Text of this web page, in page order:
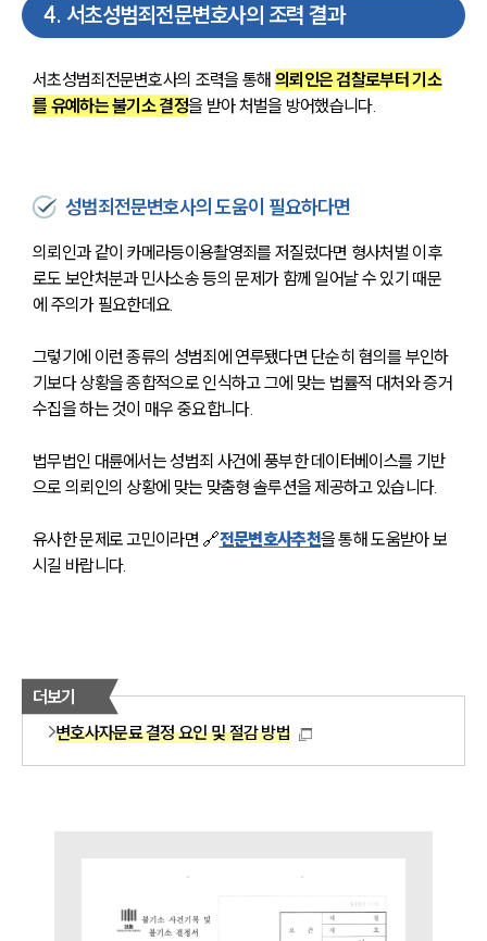
센터소개
센터소개
대륜의 강점
오시는 길
AI대륜
업무사례
법률정보
법률지식인
고객후기
업무분야
대륜법률상담예약
4. 서초성범죄전문변호사의 조력 결과
서초성범죄전문변호사의 조력을 통해 의뢰인은 검찰로부터 기소
를 유예하는 불기소 결정을 받아 처벌을 방어했습니다.
성범죄전문변호사의 도움이 필요하다면
의뢰인과 같이 카메라등이용촬영죄를 저질렀다면 형사처벌 이후
로도 보안처분과 민사소송 등의 문제가 함께 일어날 수 있기 때문
에 주의가 필요한데요.
그렇기에 이런 종류의 성범죄에 연루됐다면 단순히 혐의를 부인하
기보다 상황을 종합적으로 인식하고 그에 맞는 법률적 대처와 증거
수집을 하는 것이 매우 중요합니다.
법무법인 대륜에서는 성범죄 사건에 풍부한 데이터베이스를 기반
으로 의뢰인의 상황에 맞는 맞춤형 솔루션을 제공하고 있습니다.
유사한 문제로 고민이라면 🔗전문변호사추천을 통해 도움받아 보
시길 바랍니다.
더보기
변호사자문료 결정 요인 및 절감 방법